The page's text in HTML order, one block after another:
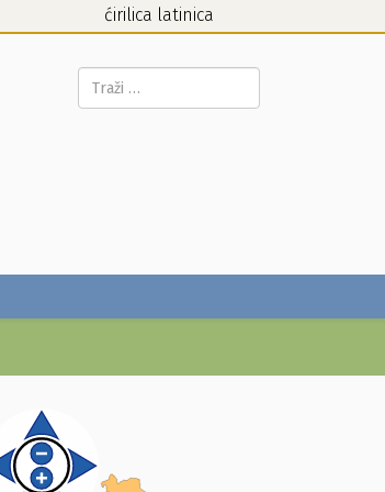
ćirilica latinica
Pretraga...